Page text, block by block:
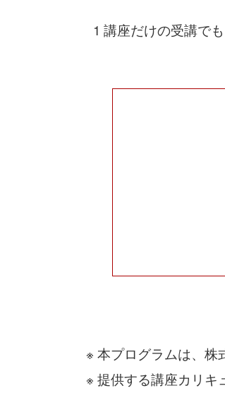
1 講座だけの受講でも
※ 本プログラムは、株
※ 提供する講座カリキ